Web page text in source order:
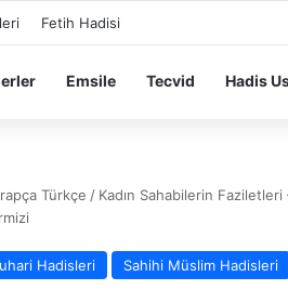
Fetih Hadisi
Emsile Tecvid Hadis
Türkçe / Kadın Sahabilerin
Hadisleri Sahihi Müslim Hadisleri